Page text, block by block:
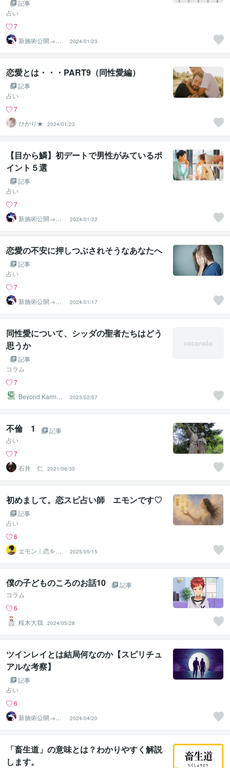
記事
占い
7
新施術公開→≪
相手意識強制変
化≫◆星桜龍
2024/01/23
恋愛とは・・・PART9（同性愛編）
記事
占い
7
ひかり★
2024/01/23
【目から鱗】初デートで男性がみているポ
イント５選
記事
占い
7
新施術公開→≪
相手意識強制変
化≫◆星桜龍
2024/01/22
恋愛の不安に押しつぶされそうなあなたへ
記事
占い
7
新施術公開→≪
相手意識強制変
化≫◆星桜龍
2024/01/17
同性愛について、シッダの聖者たちはどう
思うか
記事
コラム
7
Beyond Karma L
2023/02/07
不倫 1
記事
占い
7
石井 仁
2021/06/30
初めまして。恋スピ占い師 エモンです♡
記事
占い
6
エモン｜恋を癒
すスピリチュア
ル鑑定士
2025/05/15
僕の子どものころのお話10
記事
コラム
6
桜木大我 2024/05/28
ツインレイとは結局何なのか【スピリチュ
アルな考察】
記事
占い
6
新施術公開→≪
相手意識強制変
化≫◆星桜龍
2024/04/20
「畜生道」の意味とは？わかりやすく解説
します。